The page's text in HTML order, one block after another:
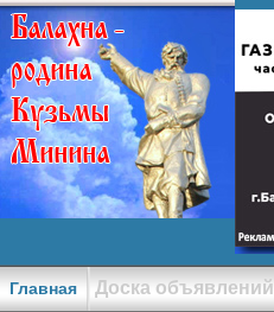
Главная Доска объявлений